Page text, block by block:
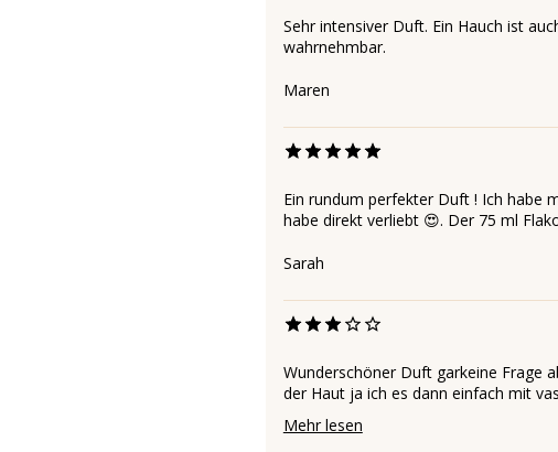
Sehr intensiver Duft. Ein Hauch ist
wahrnehmbar.
Maren
Ein rundum perfekter Duft ! Ich habe
habe direkt verliebt 😍. Der 75 ml
Sarah
Wunderschöner Duft garkeine Frage
der Haut ja ich es dann einfach mit
Mehr lesen